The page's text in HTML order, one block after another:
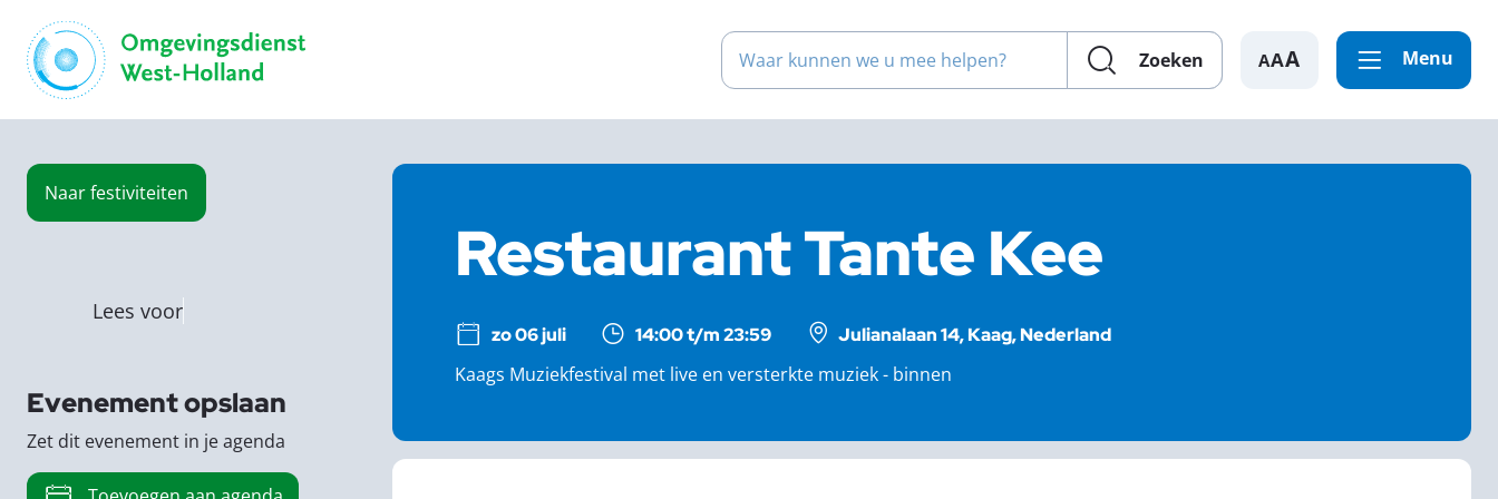
Waar kunnen we u mee helpen?
Zoeken A Menu
Naarfestiviteiten
Restaurant Tante Kee
zo 06 juli 14:00 t/m 23:59
Julianalaan 14, Kaag, Nederland
Kaags Muziekfestival met live en versterkte muziek - binnen
Lees voor
Evenement opslaan
Zet dit evenement in je agenda